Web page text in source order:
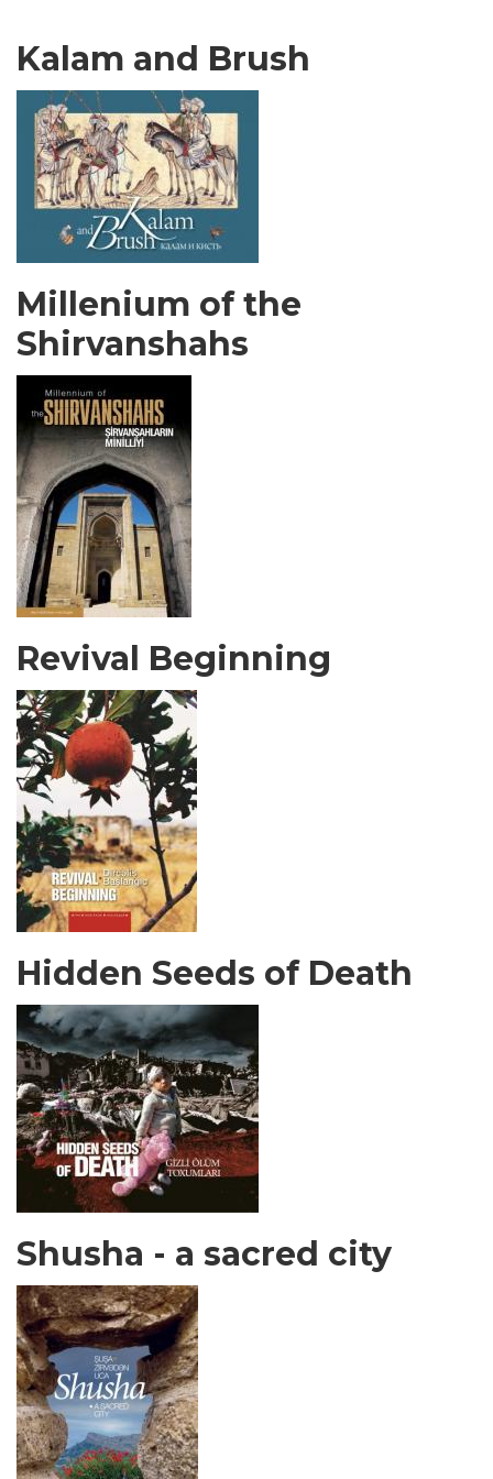
Kalam and Brush
Millenium of the
Shirvanshahs
Revival Beginning
Hidden Seeds of Death
Shusha - a sacred city